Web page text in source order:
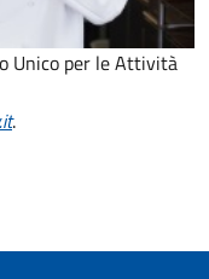
Unico per le Attività
.